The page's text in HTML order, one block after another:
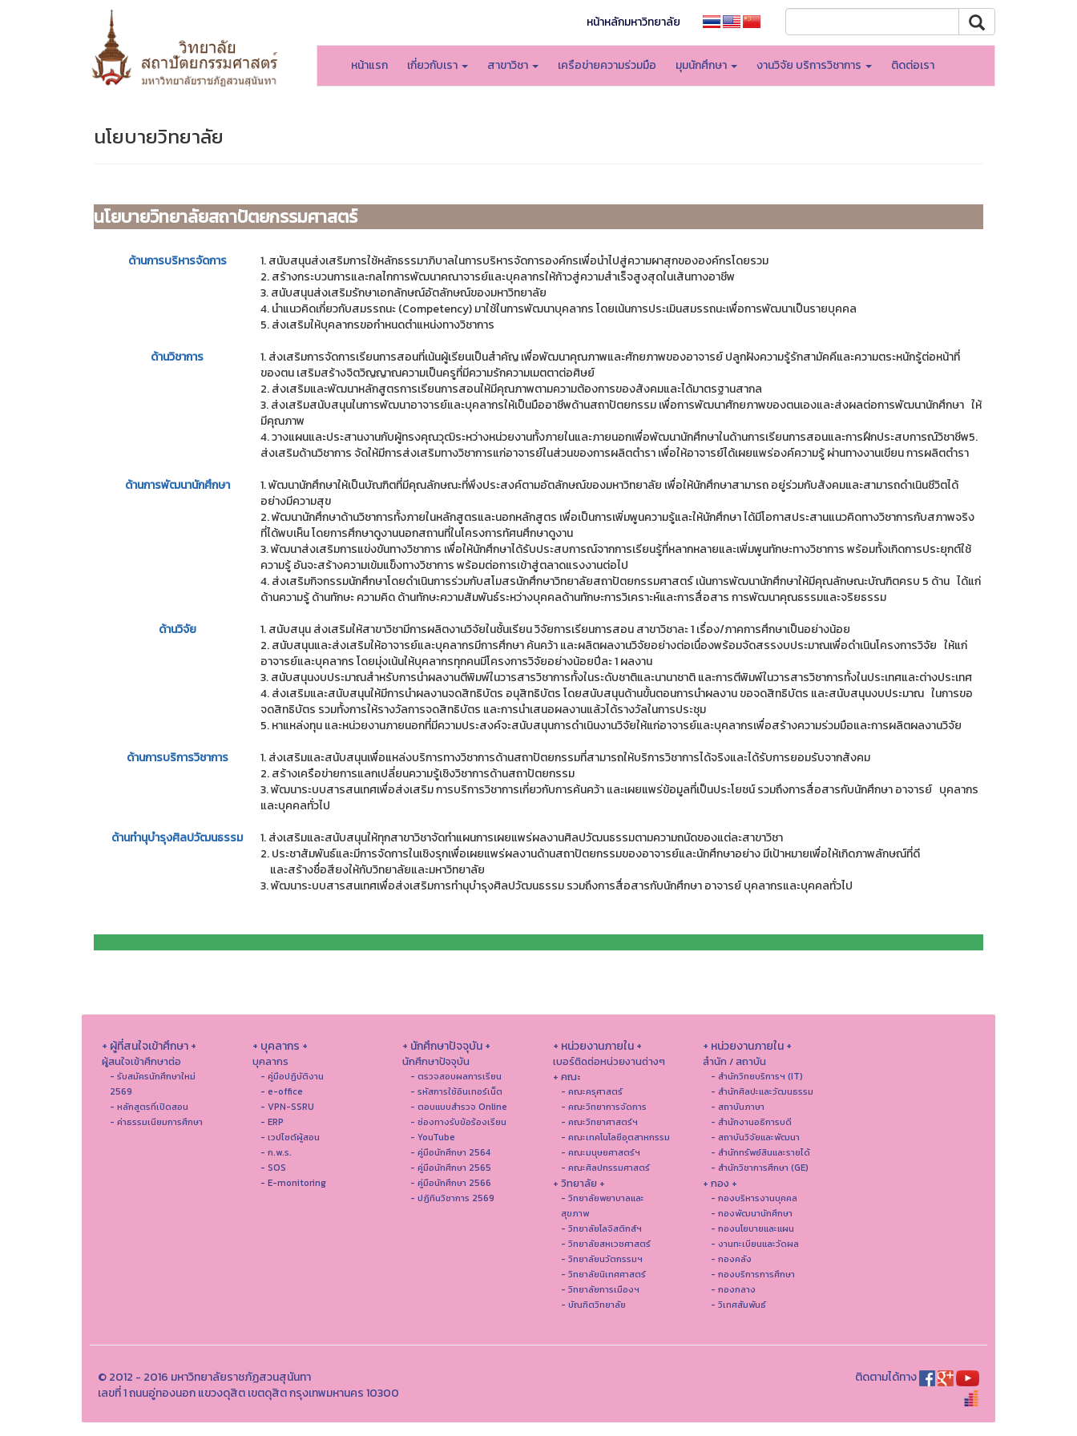
หน้าหลักมหาวิทยาลัย
หน้าแรก เกี่ยวกับเรา สาขาวิชา เครือข่ายความร่วมมือ มุมนักศึกษา งานวิจัย บริการวิชาการ ติดต่อเรา
นโยบายวิทยาลัย
นโยบายวิทยาลัยสถาปัตยกรรมศาสตร์
ด้านการบริหารจัดการ
1. สนับสนุนส่งเสริมการใช้หลักธรรมาภิบาลในการบริหารจัดการองค์กรเพื่อนำไปสู่ความผาสุกขององค์กรโดยรวม
2. สร้างกระบวนการและกลไกการพัฒนาคณาจารย์และบุคลากรให้ก้าวสู่ความสำเร็จสูงสุดในเส้นทางอาชีพ
3. สนับสนุนส่งเสริมรักษาเอกลักษณ์อัตลักษณ์ของมหาวิทยาลัย
4. นําแนวคิดเกี่ยวกับสมรรถนะ (Competency) มาใช้ในการพัฒนาบุคลากร โดยเน้นการประเมินสมรรถนะเพื่อการพัฒนาเป็นรายบุคคล
5. ส่งเสริมให้บุคลากรขอกําหนดตําแหน่งทางวิชาการ
ด้านวิชาการ
1. ส่งเสริมการจัดการเรียนการสอนที่เน้นผู้เรียนเป็นสําคัญ เพื่อพัฒนาคุณภาพและศักยภาพของอาจารย์ ปลูกฝังความรู้รักสามัคคีและความตระหนักรู้ต่อหน้าที่
ของตน เสริมสร้างจิตวิญญาณความเป็นครูที่มีความรักความเมตตาต่อศิษย์
2. ส่งเสริมและพัฒนาหลักสูตรการเรียนการสอนให้มีคุณภาพตามความต้องการของสังคมและได้มาตรฐานสากล
3. ส่งเสริมสนับสนุนในการพัฒนาอาจารย์และบุคลากรให้เป็นมืออาชีพด้านสถาปัตยกรรม เพื่อการพัฒนาศักยภาพของตนเองและส่งผลต่อการพัฒนานักศึกษา ให้
มีคุณภาพ
4. วางแผนและประสานงานกับผู้ทรงคุณวุฒิระหว่างหน่วยงานทั้งภายในและภายนอกเพื่อพัฒนานักศึกษาในด้านการเรียนการสอนและการฝึกประสบการณ์วิชาชีพ5.
ส่งเสริมด้านวิชาการ จัดให้มีการส่งเสริมทางวิชาการแก่อาจารย์ในส่วนของการผลิตตํารา เพื่อให้อาจารย์ได้เผยแพร่องค์ความรู้ ผ่านทางงานเขียน การผลิตตํารา
ด้านการพัฒนานักศึกษา
1. พัฒนานักศึกษาให้เป็นบัณฑิตที่มีคุณลักษณะที่พึงประสงค์ตามอัตลักษณ์ของมหาวิทยาลัย เพื่อให้นักศึกษาสามารถ อยู่ร่วมกับสังคมและสามารถดําเนินชีวิตได้
อย่างมีความสุข
2. พัฒนานักศึกษาด้านวิชาการทั้งภายในหลักสูตรและนอกหลักสูตร เพื่อเป็นการเพิ่มพูนความรู้และให้นักศึกษา ได้มีโอกาสประสานแนวคิดทางวิชาการกับสภาพจริง
ที่ได้พบเห็น โดยการศึกษาดูงานนอกสถานที่ในโครงการทัศนศึกษาดูงาน
3. พัฒนาส่งเสริมการแข่งขันทางวิชาการ เพื่อให้นักศึกษาได้รับประสบการณ์จากการเรียนรู้ที่หลากหลายและเพิ่มพูนทักษะทางวิชาการ พร้อมทั้งเกิดการประยุกต์ใช้
ความรู้ อันจะสร้างความเข้มแข็งทางวิชาการ พร้อมต่อการเข้าสู่ตลาดแรงงานต่อไป
4. ส่งเสริมกิจกรรมนักศึกษาโดยดําเนินการร่วมกับสโมสรนักศึกษาวิทยาลัยสถาปัตยกรรมศาสตร์ เน้นการพัฒนานักศึกษาให้มีคุณลักษณะบัณฑิตครบ 5 ด้าน ได้แก่
ด้านความรู้ ด้านทักษะ ความคิด ด้านทักษะความสัมพันธ์ระหว่างบุคคลด้านทักษะการวิเคราะห์และการสื่อสาร การพัฒนาคุณธรรมและจริยธรรม
ด้านวิจัย
1. สนับสนุน ส่งเสริมให้สาขาวิชามีการผลิตงานวิจัยในชั้นเรียน วิจัยการเรียนการสอน สาขาวิชาละ 1 เรื่อง/ภาคการศึกษาเป็นอย่างน้อย
2. สนับสนุนและส่งเสริมให้อาจารย์และบุคลากรมีการศึกษา ค้นคว้า และผลิตผลงานวิจัยอย่างต่อเนื่องพร้อมจัดสรรงบประมาณเพื่อดําเนินโครงการวิจัย ให้แก่
อาจารย์และบุคลากร โดยมุ่งเน้นให้บุคลากรทุกคนมีโครงการวิจัยอย่างน้อยปีละ 1 ผลงาน
3. สนับสนุนงบประมาณสําหรับการนําผลงานตีพิมพ์ในวารสารวิชาการทั้งในระดับชาติและนานาชาติ และการตีพิมพ์ในวารสารวิชาการทั้งในประเทศและต่างประเทศ
4. ส่งเสริมและสนับสนุนให้มีการนําผลงานจดสิทธิบัตร อนุสิทธิบัตร โดยสนับสนุนด้านขั้นตอนการนําผลงาน ขอจดสิทธิบัตร และสนับสนุนงบประมาณ ในการขอ
จดสิทธิบัตร รวมทั้งการให้รางวัลการจดสิทธิบัตร และการนําเสนอผลงานแล้วได้รางวัลในการประชุม
5. หาแหล่งทุน และหน่วยงานภายนอกที่มีความประสงค์จะสนับสนุนการดําเนินงานวิจัยให้แก่อาจารย์และบุคลากรเพื่อสร้างความร่วมมือและการผลิตผลงานวิจัย
ด้านการบริการวิชาการ
1. ส่งเสริมและสนับสนุนเพื่อแหล่งบริการทางวิชาการด้านสถาปัตยกรรมที่สามารถให้บริการวิชาการได้จริงและได้รับการยอมรับจากสังคม
2. สร้างเครือข่ายการแลกเปลี่ยนความรู้เชิงวิชาการด้านสถาปัตยกรรม
3. พัฒนาระบบสารสนเทศเพื่อส่งเสริม การบริการวิชาการเกี่ยวกับการค้นคว้า และเผยแพร่ข้อมูลที่เป็นประโยชน์ รวมถึงการสื่อสารกับนักศึกษา อาจารย์ บุคลากร
และบุคคลทั่วไป
ด้านทำนุบำรุงศิลปวัฒนธรรม
1. ส่งเสริมและสนับสนุนให้ทุกสาขาวิชาจัดทำแผนการเผยแพร่ผลงานศิลปวัฒนธรรมตามความถนัดของแต่ละสาขาวิชา
2. ประชาสัมพันธ์และมีการจัดการในเชิงรุกเพื่อเผยแพร่ผลงานด้านสถาปัตยกรรมของอาจารย์และนักศึกษาอย่าง มีเป้าหมายเพื่อให้เกิดภาพลักษณ์ที่ดี
และสร้างชื่อสียงให้กับวิทยาลัยและมหาวิทยาลัย
3. พัฒนาระบบสารสนเทศเพื่อส่งเสริมการทำนุบำรุงศิลปวัฒนธรรม รวมถึงการสื่อสารกับนักศึกษา อาจารย์ บุคลากรและบุคคลทั่วไป
+ ผู้ที่สนใจเข้าศึกษา +
ผู้สนใจเข้าศึกษาต่อ
- รับสมัครนักศึกษาใหม่
2569
- หลักสูตรที่เปิดสอน
- ค่าธรรมเนียมการศึกษา
+ บุคลากร +
บุคลากร
- คู่มือปฏิบัติงาน
- e-office
- VPN-SSRU
- ERP
- เวปไซต์ผู้สอน
- ก.พ.ร.
- SOS
- E-monitoring
+ นักศึกษาปัจจุบัน +
นักศึกษาปัจจุบัน
- ตรวจสอบผลการเรียน
- รหัสการใช้อินเทอร์เน็ต
- ตอบแบบสำรวจ Online
- ช่องทางรับข้อร้องเรียน
- YouTube
- คู่มือนักศึกษา 2564
- คู่มือนักศึกษา 2565
- คู่มือนักศึกษา 2566
- ปฏิทินวิชาการ 2569
+ หน่วยงานภายใน +
เบอร์ติดต่อหน่วยงานต่างๆ
+ คณะ
- คณะครุศาสตร์
- คณะวิทยาการจัดการ
- คณะวิทยาศาสตร์ฯ
- คณะเทคโนโลยีอุตสาหกรรม
- คณะมนุษยศาสตร์ฯ
- คณะศิลปกรรมศาสตร์
+ วิทยาลัย +
- วิทยาลัยพยาบาลและ
สุขภาพ
- วิทยาลัยโลจิสติกส์ฯ
- วิทยาลัยสหเวชศาสตร์
- วิทยาลัยนวัตกรรมฯ
- วิทยาลัยนิเทศศาสตร์
- วิทยาลัยการเมืองฯ
- บัณฑิตวิทยาลัย
+ หน่วยงานภายใน +
สำนัก / สถาบัน
- สำนักวิทยบริการฯ (IT)
- สํานักศิลปะและวัฒนธรรม
- สถาบันภาษา
- สำนักงานอธิการบดี
- สถาบันวิจัยและพัฒนา
- สำนักทรัพย์สินและรายได้
- สำนักวิชาการศึกษา (GE)
+ กอง +
- กองบริหารงานบุคคล
- กองพัฒนานักศึกษา
- กองนโยบายและแผน
- งานทะเบียนและวัดผล
- กองคลัง
- กองบริการการศึกษา
- กองกลาง
- วิเทศสัมพันธ์
© 2012 - 2016 มหาวิทยาลัยราชภัฏสวนสุนันทา
เลขที่ 1 ถนนอู่ทองนอก แขวงดุสิต เขตดุสิต กรุงเทพมหานคร 10300
ติดตามได้ทาง